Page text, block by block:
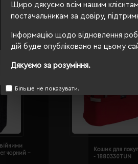
Щиро дякуємо всім нашим
постачальникам за довіру,
Інформацію щодо відновлення
дій буде опубліковано на цьому
Дякуємо за розуміння.
Більше не показувати.
чорний -
Кошик для
- 1880330TUN